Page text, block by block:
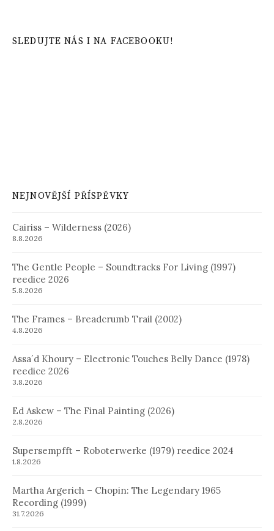
SLEDUJTE NÁS I NA FACEBOOKU!
NEJNOVĚJŠÍ PŘÍSPĚVKY
Cairiss – Wilderness (2026)
8.8.2026
The Gentle People – Soundtracks For Living (1997)
reedice 2026
5.8.2026
The Frames – Breadcrumb Trail (2002)
4.8.2026
Assa´d Khoury – Electronic Touches Belly Dance (1978)
reedice 2026
3.8.2026
Ed Askew – The Final Painting (2026)
2.8.2026
Supersempfft – Roboterwerke (1979) reedice 2024
1.8.2026
Martha Argerich – Chopin: The Legendary 1965
Recording (1999)
31.7.2026